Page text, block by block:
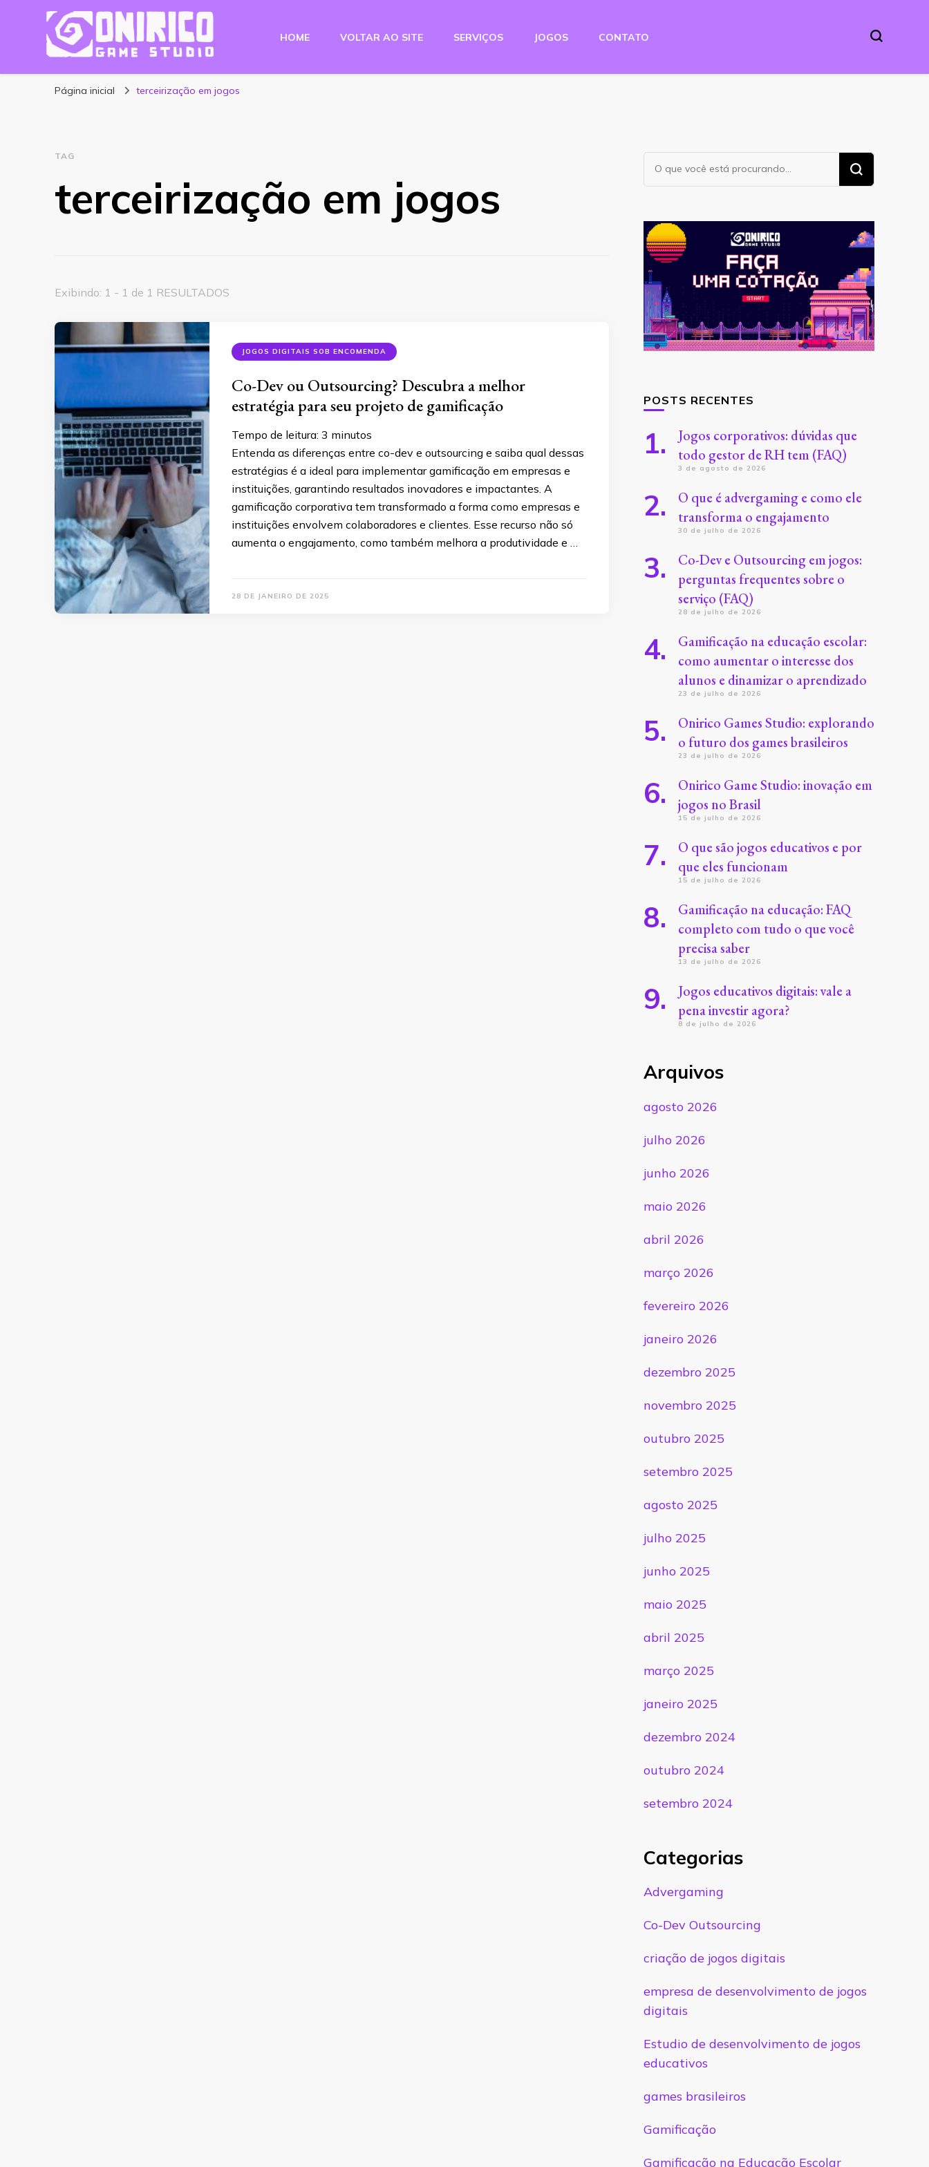
Blog Onirico Game Studio
HOME VOLTAR AO SITE SERVIÇOS JOGOS CONTATO
Página inicial terceirização em jogos
TAG
terceirização em jogos
Exibindo: 1 - 1 de 1 RESULTADOS
JOGOS DIGITAIS SOB ENCOMENDA
Co-Dev ou Outsourcing? Descubra a melhor
estratégia para seu projeto de gamificação
Tempo de leitura: 3 minutos
Entenda as diferenças entre co-dev e outsourcing e saiba qual dessas
estratégias é a ideal para implementar gamificação em empresas e
instituições, garantindo resultados inovadores e impactantes. A
gamificação corporativa tem transformado a forma como empresas e
instituições envolvem colaboradores e clientes. Esse recurso não só
aumenta o engajamento, como também melhora a produtividade e …
28 DE JANEIRO DE 2025
Procurando
algo?
POSTS RECENTES
Jogos corporativos: dúvidas que
todo gestor de RH tem (FAQ)
3 de agosto de 2026
O que é advergaming e como ele
transforma o engajamento
30 de julho de 2026
Co-Dev e Outsourcing em jogos:
perguntas frequentes sobre o
serviço (FAQ)
28 de julho de 2026
Gamificação na educação escolar:
como aumentar o interesse dos
alunos e dinamizar o aprendizado
23 de julho de 2026
Onirico Games Studio: explorando
o futuro dos games brasileiros
23 de julho de 2026
Onirico Game Studio: inovação em
jogos no Brasil
15 de julho de 2026
O que são jogos educativos e por
que eles funcionam
15 de julho de 2026
Gamificação na educação: FAQ
completo com tudo o que você
precisa saber
13 de julho de 2026
Jogos educativos digitais: vale a
pena investir agora?
8 de julho de 2026
Arquivos
agosto 2026
julho 2026
junho 2026
maio 2026
abril 2026
março 2026
fevereiro 2026
janeiro 2026
dezembro 2025
novembro 2025
outubro 2025
setembro 2025
agosto 2025
julho 2025
junho 2025
maio 2025
abril 2025
março 2025
janeiro 2025
dezembro 2024
outubro 2024
setembro 2024
Categorias
Advergaming
Co-Dev Outsourcing
criação de jogos digitais
empresa de desenvolvimento de jogos
digitais
Estudio de desenvolvimento de jogos
educativos
games brasileiros
Gamificação
Gamificação na Educação Escolar